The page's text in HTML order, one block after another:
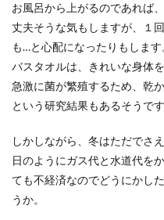
ホテ
理由
ホテル
スメで
部屋
お風呂から上がるのであれば
丈夫そうな気もしますが、１
も…と心配になったりもしま
バスタオルは、きれいな身体
急激に菌が繁殖するため、乾
という研究結果もあるそうです
しかしながら、冬はただでさ
日のようにガス代と水道代を
ても不経済なのでどうにかし
うか。